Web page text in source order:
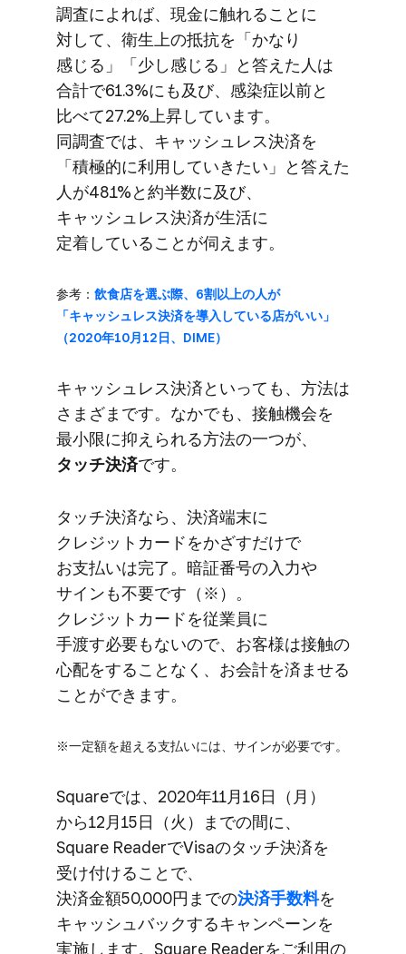
調査に​よれば、​現金に​触れる​ことに​
対して、​衛生上の​抵抗を​「かなり​
感じる」​「少し​感じる」と​答えた​人は​
合計で​61.3%にも​及び、​感染症以前と​
比べて​27.2%上昇しています。​
同調査では、​キャッシュレス決済を​
「積極的に​利用していきたい」と​答えた​
人が​48.1%と​約半数に​及び、​
キャッシュレス決済が​生活に​
定着している​ことが​伺えます。
参考： 飲食店を​選ぶ際、​6割以上の​人が​
「キャッシュレス決済を​導入している​店が​いい」​
（2020年10月12日、​DIME）
キャッシュレス決済と​いっても、​方法は​
さまざまです。​なかでも、​接触機会を​
最小限に​抑えられる​方​法の​一つが、
タッチ決済です。
タッチ決済なら、​決済端末に​
クレジットカードを​かざすだけで​
お支払いは​完了。​暗証番号の​入力や​
サインも​不要です​（※）。​
クレジットカードを​従業員に​
手渡す必要も​ないので、​お客様は​接触の​
心配を​する​ことなく、​お会計を​済ませる​
ことができます。
※一定額を​超える​支払いには、​サインが​必要です。
Squareでは、​2020年11月16日​（月）
から​12月15日​（火）までの​間に、​
Square Readerで​Visaの​タッチ決済を​
受け付ける​ことで、​
決済金額50,000円までの​決済手数料を​
キャッシュバックする​キャンペーンを​
実施します。​Square Readerを​ご利用の​